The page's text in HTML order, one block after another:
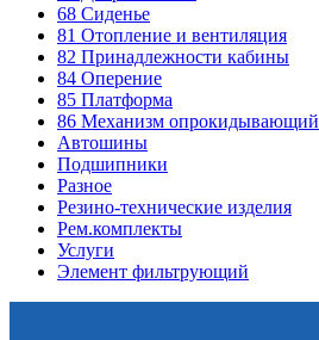
68 Сиденье
81 Отопление и вентиляция
82 Принадлежности кабины
84 Оперение
85 Платформа
86 Механизм опрокидывающий
Автошины
Подшипники
Разное
Резино-технические изделия
Рем.комплекты
Услуги
Элемент фильтрующий